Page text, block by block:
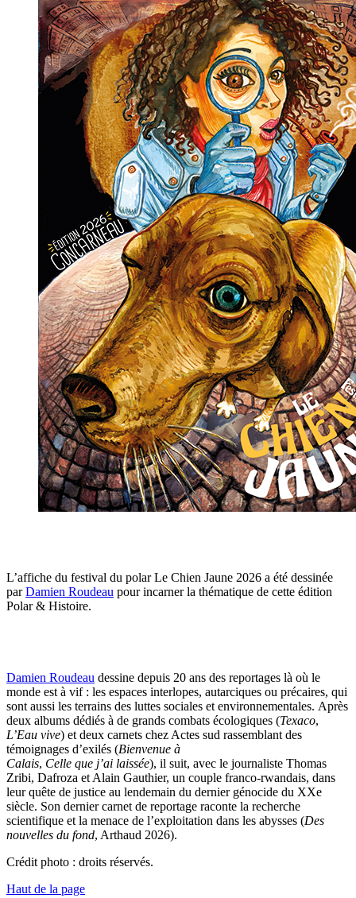
L’affiche du festival du polar Le Chien Jaune 2026 a été dessinée
parDamien Roudeau pour incarner la thématique de cette édition
Polar & Histoire.
Damien Roudeau dessine depuis 20 ans des reportages là où le
monde est à vif : les espaces interlopes, autarciques ou précaires, qui
sont aussi les terrains des luttes sociales et environnementales. Après
deux albums dédiés à de grands combats écologiques (Texaco,
L’Eau vive) et deux carnets chez Actes sud rassemblant des
témoignages d’exilés (Bienvenue à
Calais, Celle que j’ai laissée), il suit, avec le journaliste Thomas
Zribi, Dafroza et Alain Gauthier, un couple franco-rwandais, dans
leur quête de justice au lendemain du dernier génocide du XXe
siècle. Son dernier carnet de reportage raconte la recherche
scientifique et la menace de l’exploitation dans les abysses (Des
nouvelles du fond, Arthaud 2026).
Crédit photo : droits réservés.
Haut de la page